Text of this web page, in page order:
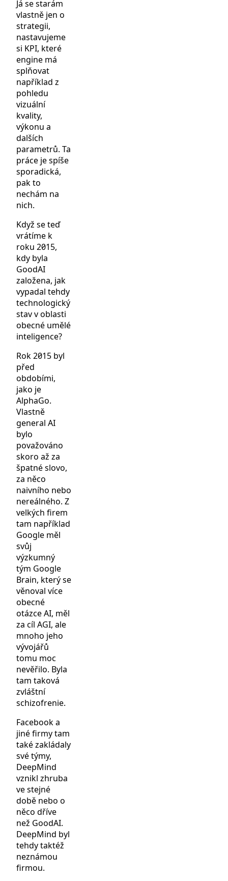
Já se starám
vlastně jen o
strategii,
nastavujeme
si KPI, které
engine má
splňovat
například z
pohledu
vizuální
kvality,
výkonu a
dalších
parametrů. Ta
práce je spíše
sporadická,
pak to
nechám na
nich.
Když se teď
vrátíme k
roku 2015,
kdy byla
GoodAI
založena, jak
vypadal tehdy
technologický
stav v oblasti
obecné umělé
inteligence?
Rok 2015 byl
před
obdobími,
jako je
AlphaGo.
Vlastně
general AI
bylo
považováno
skoro až za
špatné slovo,
za něco
naivního nebo
nereálného. Z
velkých firem
tam například
Google měl
svůj
výzkumný
tým Google
Brain, který se
věnoval více
obecné
otázce AI, měl
za cíl AGI, ale
mnoho jeho
vývojářů
tomu moc
nevěřilo. Byla
tam taková
zvláštní
schizofrenie.
Facebook a
jiné firmy tam
také zakládaly
své týmy,
DeepMind
vznikl zhruba
ve stejné
době nebo o
něco dříve
než GoodAI.
DeepMind byl
tehdy taktéž
neznámou
firmou.